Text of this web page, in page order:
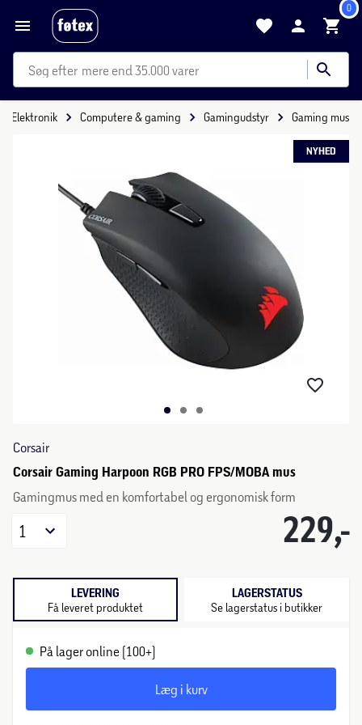
0
mere end 35.000 varer
Elektronik Computere & gaming Gamingudstyr Gaming mus
NYHED
Corsair
Corsair Gaming Harpoon RGB PRO FPS/MOBA mus
Gamingmus med en komfortabel og ergonomisk form
229,-
1
LEVERING
Få leveret produktet
LAGERSTATUS
Se lagerstatus i butikker
På lager online (100+)
Læg i kurv